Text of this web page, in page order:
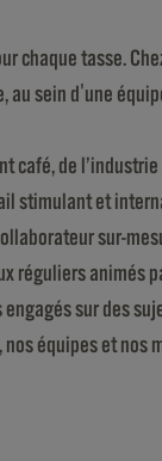
chaque tasse.
au sein d'une
café, de
stimulant et
sur-
réguliers animés
sur des
équipes et nos